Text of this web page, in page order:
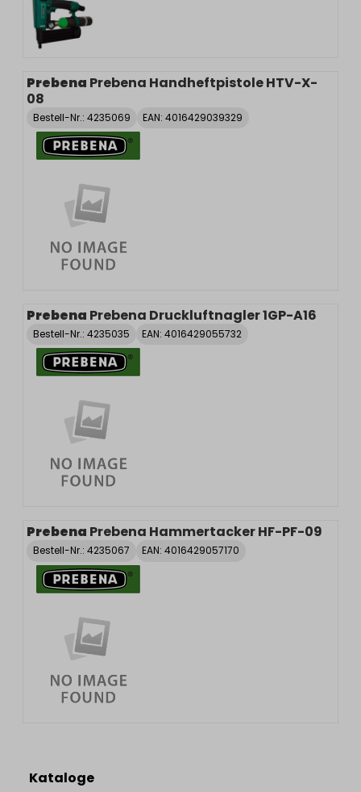
Prebena Prebena Handheftpistole HTV-X-
08
Bestell-Nr.: 4235069 EAN: 4016429039329
Prebena Prebena Druckluftnagler 1GP-A16
Bestell-Nr.: 4235035 EAN: 4016429055732
Prebena Prebena Hammertacker HF-PF-09
Bestell-Nr.: 4235067 EAN: 4016429057170
Kataloge